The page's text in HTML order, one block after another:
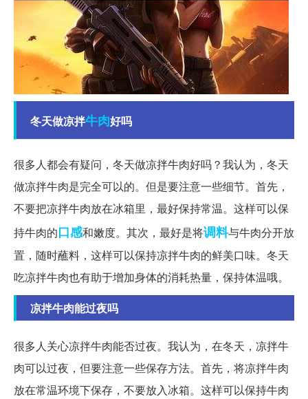
冬天做凉拌牛肉好吗
很多人都会有疑问，冬天做凉拌牛肉好吗？我认为，冬天
做凉拌牛肉是完全可以的。但是要注意一些细节。首先，
不要把凉拌牛肉放在冰箱里，最好保持常温。这样可以保
持牛肉的口感和嫩度。其次，最好是将调料与牛肉分开放
置，随时蘸料，这样可以保持凉拌牛肉的鲜美口味。冬天
吃凉拌牛肉也有助于增加身体的消耗热量，保持体温哦。
凉拌牛肉能过夜吗
很多人关心凉拌牛肉能否过夜。我认为，在冬天，凉拌牛
肉可以过夜，但要注意一些保存方法。首先，将凉拌牛肉
放在常温环境下保存，不要放入冰箱。这样可以保持牛肉